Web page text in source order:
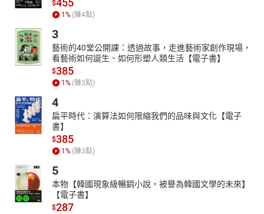
$455
1% (賺4點)
3
藝術的40堂公開課：透過故事，走進藝術家創作現場，
看藝術如何誕生、如何形塑人類生活【電子書】
$385
1% (賺3點)
4
扁平時代：演算法如何限縮我們的品味與文化【電子
書】
$385
1% (賺3點)
5
本物【韓國現象級暢銷小說，被譽為韓國文學的未來】
【電子書】
$287